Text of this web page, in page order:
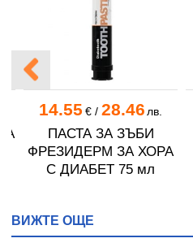
14.55 €/ 28.46 лв.
ПАСТА ЗА ЗЪБИ
ФРЕЗИДЕРМ ЗА ХОРА
С ДИАБЕТ 75 мл
ВИЖТЕ ОЩЕ